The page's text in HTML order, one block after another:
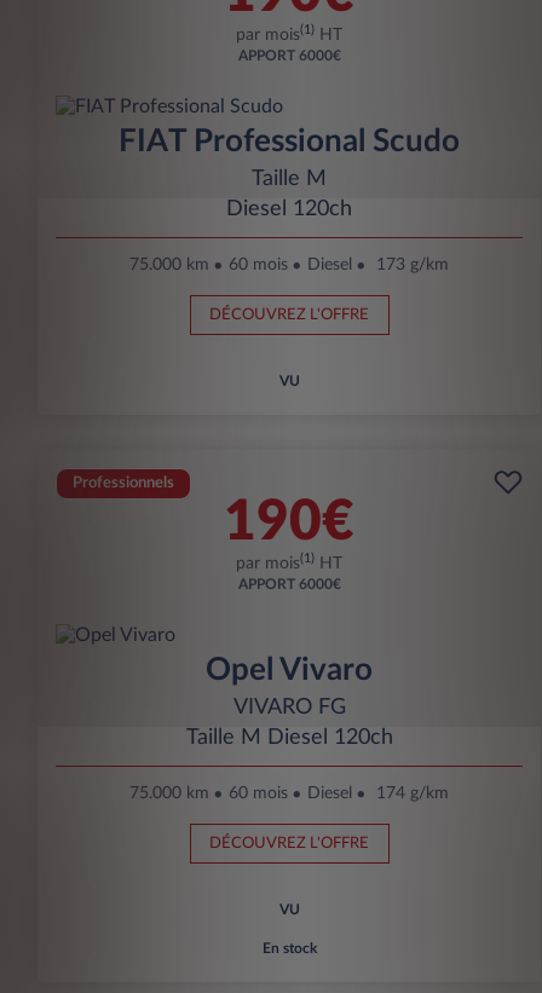
par mois(1) HT
APPORT 6000€
FIAT Professional Scudo
Taille M
Diesel 120ch
75.000 km 60 mois Diesel 173 g/km
DÉCOUVREZ L'OFFRE
VU
Professionnels
190€
par mois(1) HT
APPORT 6000€
Opel Vivaro
VIVARO FG
Taille M Diesel 120ch
75.000 km 60 mois Diesel 174 g/km
DÉCOUVREZ L'OFFRE
VU
En stock